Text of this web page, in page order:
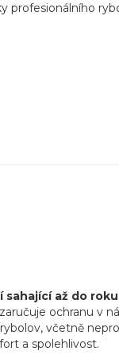
profesionálního
až do roku
ochranu v
včetně
a spolehlivost.